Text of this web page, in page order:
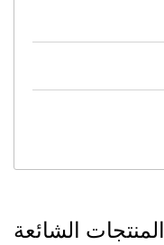
المنتجات الشائعة